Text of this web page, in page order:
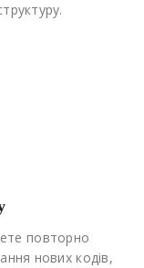
повторно
нових кодів,